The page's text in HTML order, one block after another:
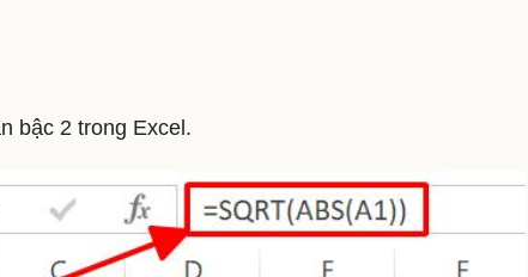
bậc 2 trong Excel.